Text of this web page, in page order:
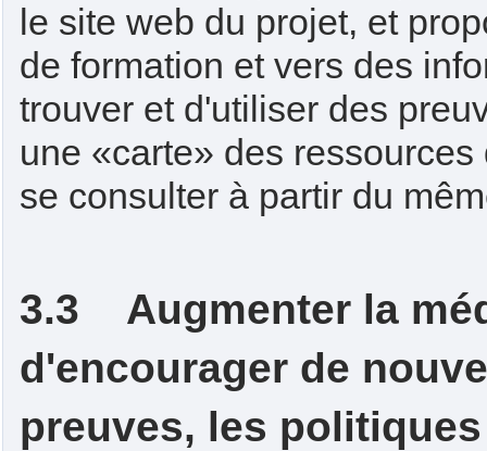
le site web du projet, et
de formation et vers des
trouver et d'utiliser des
une «carte» des
se consulter à partir du
3.3 Augmenter la
d'encourager de
preuves, les